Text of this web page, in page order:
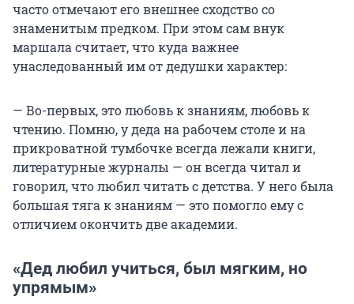
часто отмечают его внешнее сходство со
знаменитым предком. При этом сам внук
маршала считает, что куда важнее
унаследованный им от дедушки характер:
— Во-первых, это любовь к знаниям, любовь к
чтению. Помню, у деда на рабочем столе и на
прикроватной тумбочке всегда лежали книги,
литературные журналы — он всегда читал и
говорил, что любил читать с детства. У него была
большая тяга к знаниям — это помогло ему с
отличием окончить две академии.
«Дед любил учиться, был мягким, но
упрямым»